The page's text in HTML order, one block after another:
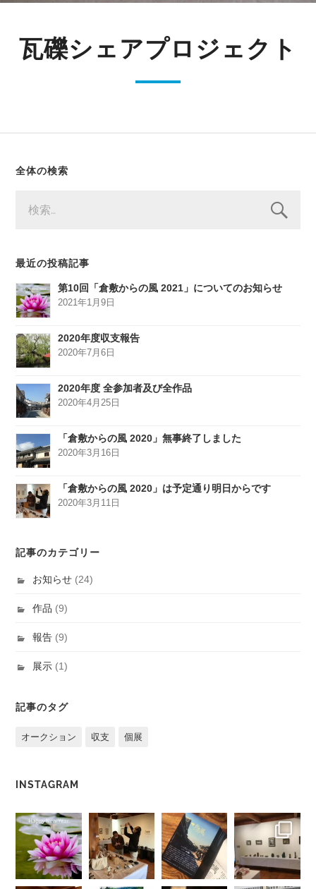
瓦礫シェアプロジェクト
全体の検索
索:
最近の投稿記事
第10回「倉敷からの風 2021」についてのお知らせ
2021年1月9日
2020年度収支報告
2020年7月6日
2020年度 全参加者及び全作品
2020年4月25日
「倉敷からの風 2020」無事終了しました
2020年3月16日
「倉敷からの風 2020」は予定通り明日からです
2020年3月11日
記事のカテゴリー
お知らせ (24)
作品 (9)
報告 (9)
展示 (1)
記事のタグ
オークション 収支 個展
INSTAGRAM